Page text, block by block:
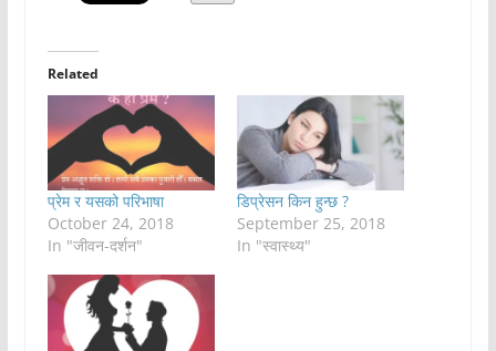
Related
प्रेम र यसको परिभाषा
October 24, 2018
In "जीवन-दर्शन"
डिप्रेसन किन हुन्छ ?
September 25, 2018
In "स्वास्थ्य"